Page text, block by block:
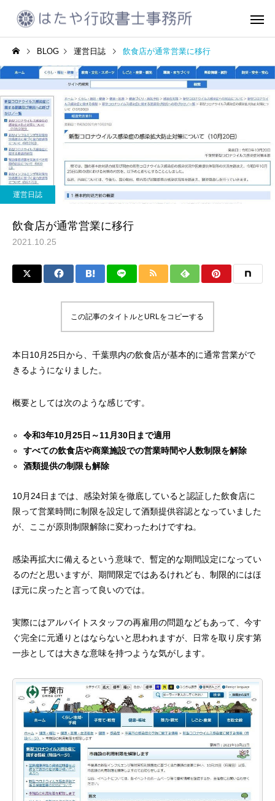
CCUS代行申請 建設業許可
2023年10月振り返り
運営日誌
着るタイプの電気毛布
BLOG 運営日誌 飲食店が通常営業に移行
運営日誌
飲食店が通常営業に移行
2021.10.25
この記事のタイトルとURLをコピーする
本日10月25日から、千葉県内の飲食店が基本的に通常営業がで
きるようになりました。
概要としては次のような感じです。
令和3年10月25日～11月30日まで適用
すべての飲食店や商業施設での営業時間や人数制限を解除
酒類提供の制限も解除
10月24日までは、感染対策を徹底していると認証した飲食店に
限って営業時間に制限を設定して酒類提供容認となっていました
が、ここが原則制限解除に変わったわけですね。
感染再拡大に備えるという意味で、暫定的な期間設定になってい
るのだと思いますが、期間限定ではあるけれども、制限的にはほ
ぼ元に戻ったと言って良いのでは。
実際にはアルバイトスタッフの再雇用の問題などもあって、今す
ぐ完全に元通りとはならないと思われますが、日常を取り戻す第
一歩としては大きな意味を持つような気がします。